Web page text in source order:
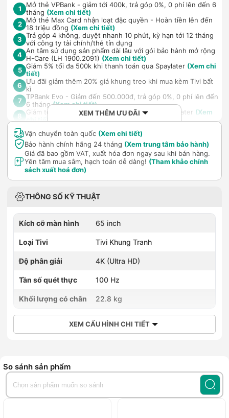
1
Mở thẻ VPBank - giảm tới 400k, trả góp 0%, 0 phí lên đến 6
tháng (Xem chi tiết)
2 Mở thẻ Max Card nhận loạt đặc quyền - Hoàn tiền lên đến
18 triệu đồng (Xem chi tiết)
3 Trả góp 4 không, duyệt nhanh 10 phút, kỳ hạn tới 12 tháng
với công ty tài chính/thẻ tín dụng
4 An tâm sử dụng sản phẩm dài lâu với gói bảo hành mở rộng
H-Care (LH 1900.2091) (Xem chi tiết)
5 Giảm 5% tối đa 500k khi thanh toán qua Spaylater (Xem chi
tiết)
6
Ưu đãi giảm thêm 20% giá khung treo khi mua kèm Tivi bất
kì
7
TPBank Evo - Giảm đến 500.000đ, trả góp 0%, 0 phí lên đến
6 tháng(Xem chi tiết)
8
Giảm tới 500.000đ khi thanh toán qua Homepaylater (Xem
chi tiết)
XEM THÊM ƯU ĐÃI
Vận chuyển toàn quốc (Xem chi tiết)
Bảo hành chính hãng 24 tháng (Xem trung tâm bảo hành)
Giá đã bao gồm VAT, xuất hóa đơn ngay sau khi bán hàng.
Yên tâm mua sắm, hạch toán dễ dàng! (Tham khảo chính
sách xuất hoá đơn)
THÔNG SỐ KỸ THUẬT
Kích cỡ màn hình 65 inch
Loại Tivi Tivi Khung Tranh
Độ phân giải 4K (Ultra HD)
Tần số quét thực 100 Hz
Khối lượng có chân 22.8 kg
XEM CẤU HÌNH CHI TIẾT
So sánh sản phẩm